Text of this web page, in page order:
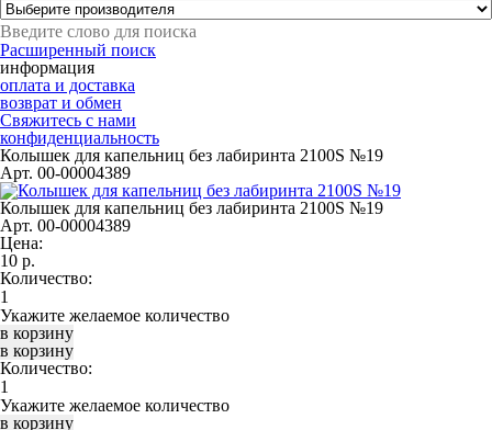
Расширенный поиск
информация
оплата и доставка
возврат и обмен
Свяжитесь с нами
конфиденциальность
Колышек для капельниц без лабиринта 2100S №19
Арт. 00-00004389
Колышек для капельниц без лабиринта 2100S №19
Арт. 00-00004389
Цена:
10 р.
Количество:
Укажите желаемое количество
Количество:
Укажите желаемое количество